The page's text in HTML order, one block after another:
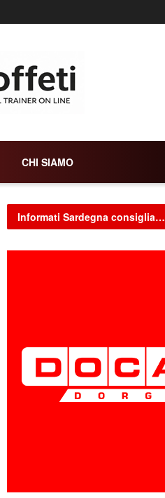
CHI SIAMO
Informati Sardegna consiglia…